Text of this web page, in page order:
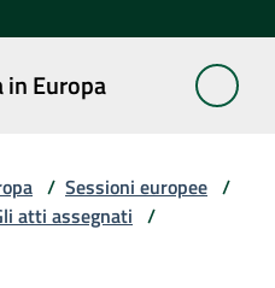
in Europa
/ Sessioni europee /
atti assegnati /